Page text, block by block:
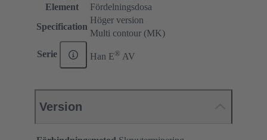
Element
Fördelningsdosa
Specification
Höger version
Multi contour (MK)
Serie Han E® AV
Version